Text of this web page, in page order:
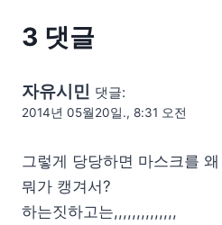
3 댓글
자유시민 댓글:
2014년 05월20일., 8:31 오전
그렇게 당당하면 마스크를
뭐가 캥겨서?
하는짓하고는,,,,,,,,,,,,,,